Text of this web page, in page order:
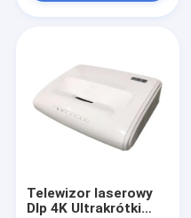
Obudowa projektorów
Składany ekran do
Obiektyw typu rybie oko
Telewizor laserowy
Dlp 4K Ultrakrótki